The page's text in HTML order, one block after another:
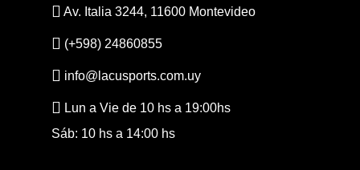
Av. Italia 3244, 11600 Montevideo
(+598) 24860855
info@lacusports.com.uy
Lun a Vie de 10 hs a 19:00hs
Sáb: 10 hs a 14:00 hs